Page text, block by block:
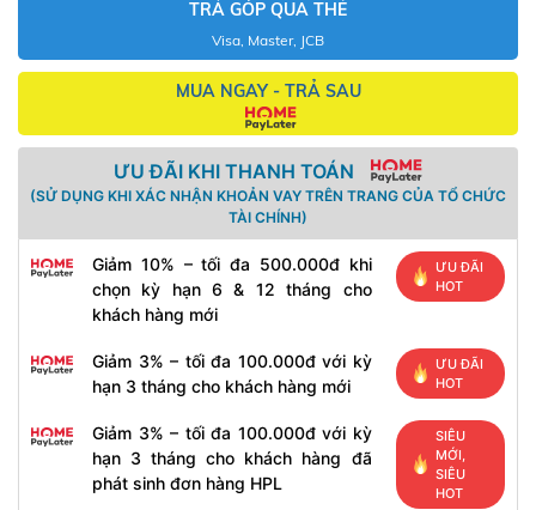
TRẢ GÓP QUA THẺ
Visa, Master, JCB
MUA NGAY - TRẢ SAU
ƯU ĐÃI KHI THANH TOÁN
(SỬ DỤNG KHI XÁC NHẬN KHOẢN VAY TRÊN TRANG CỦA TỔ CHỨC
TÀI CHÍNH)
Giảm 10% – tối đa 500.000đ khi
chọn kỳ hạn 6 & 12 tháng cho
khách hàng mới
ƯU ĐÃI
HOT
Giảm 3% – tối đa 100.000đ với kỳ
hạn 3 tháng cho khách hàng mới
ƯU ĐÃI
HOT
Giảm 3% – tối đa 100.000đ với kỳ
hạn 3 tháng cho khách hàng đã
phát sinh đơn hàng HPL
SIÊU
MỚI,
SIÊU
HOT